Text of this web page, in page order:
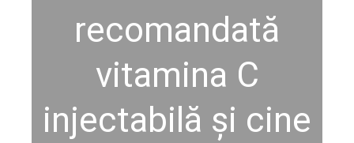
recomandată
vitamina C
injectabilă și cine